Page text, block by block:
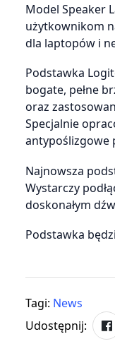
Model Speaker
użytkownikom
dla laptopów i
Podstawka
bogate, pełne
oraz
Specjalnie
antypoślizgowe
Najnowsza
Wystarczy
doskonałym
Podstawka
Tagi: News
Udostępnij: